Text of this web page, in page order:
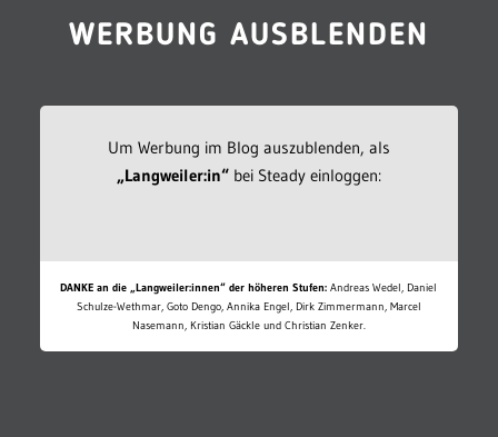
WERBUNG AUSBLENDEN
Um Werbung im Blog auszublenden, als
„Langweiler:in“bei Steady einloggen:
DANKE an die „Langweiler:innen“ der höheren Stufen: Andreas Wedel, Daniel
Schulze-Wethmar, Goto Dengo, Annika Engel, Dirk Zimmermann, Marcel
Nasemann, Kristian Gäckle und Christian Zenker.